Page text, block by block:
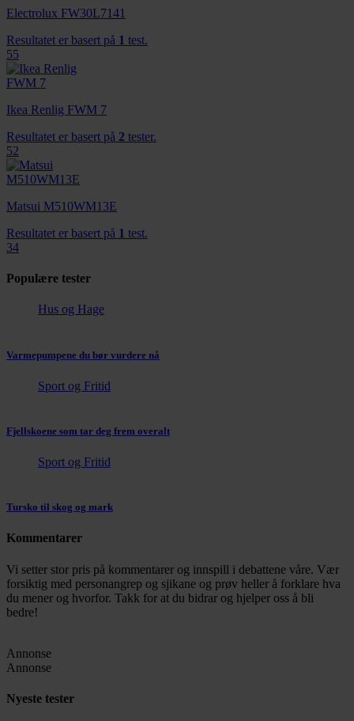
Electrolux FW30L7141
Resultatet er basert på 1 test.
55
Ikea Renlig FWM 7
Resultatet er basert på 2 tester.
52
Matsui M510WM13E
Resultatet er basert på 1 test.
34
Populære tester
Hus og Hage
Varmepumpene du bør vurdere nå
Sport og Fritid
Fjellskoene som tar deg frem overalt
Sport og Fritid
Tursko til skog og mark
Kommentarer
Vi setter stor pris på kommentarer og innspill i debattene våre. Vær
forsiktig med personangrep og sjikane og prøv heller å forklare hva
du mener og hvorfor. Takk for at du bidrar og hjelper oss å bli
bedre!
Annonse
Annonse
Nyeste tester